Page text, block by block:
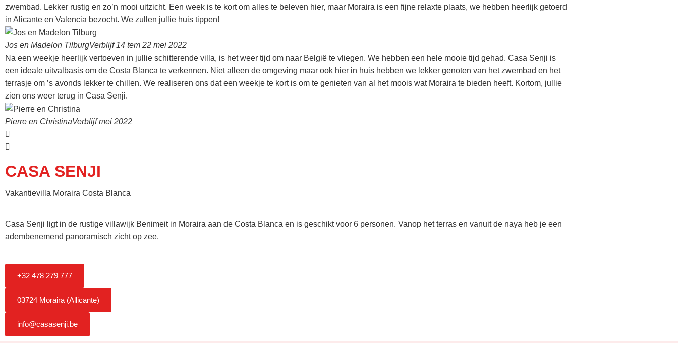
zwembad. Lekker rustig en zo’n mooi uitzicht. Een week is te kort om alles te beleven hier, maar Moraira is een fijne relaxte plaats, we hebben heerlijk getoerd
in Alicante en Valencia bezocht. We zullen jullie huis tippen!
Jos en Madelon TilburgVerblijf 14 tem 22 mei 2022
Na een weekje heerlijk vertoeven in jullie schitterende villa, is het weer tijd om naar België te vliegen. We hebben een hele mooie tijd gehad. Casa Senji is
een ideale uitvalbasis om de Costa Blanca te verkennen. Niet alleen de omgeving maar ook hier in huis hebben we lekker genoten van het zwembad en het
terrasje om ’s avonds lekker te chillen. We realiseren ons dat een weekje te kort is om te genieten van al het moois wat Moraira te bieden heeft. Kortom, jullie
zien ons weer terug in Casa Senji.
Pierre en ChristinaVerblijf mei 2022
CASA SENJI
Vakantievilla Moraira Costa Blanca
Casa Senji ligt in de rustige villawijk Benimeit in Moraira aan de Costa Blanca en is geschikt voor 6 personen. Vanop het terras en vanuit de naya heb je een
adembenemend panoramisch zicht op zee.
+32 478 279 777
03724 Moraira (Allicante)
info@casasenji.be